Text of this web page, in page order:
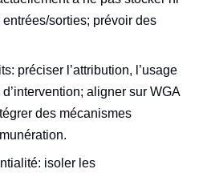
sorties; prévoir des
préciser l’attribution, l’usage
aligner sur WGA
des mécanismes
isoler les